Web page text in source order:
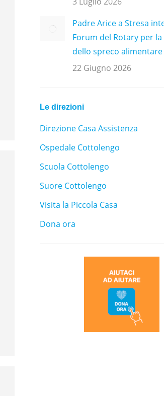
Padre Arice a Stresa
Forum del Rotary per
dello spreco alimentare
22 Giugno 2026
Le direzioni
Direzione Casa Assistenza
Ospedale Cottolengo
Scuola Cottolengo
Suore Cottolengo
Visita la Piccola Casa
Dona ora